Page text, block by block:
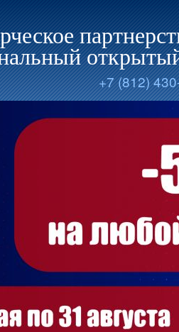
+7 (812)